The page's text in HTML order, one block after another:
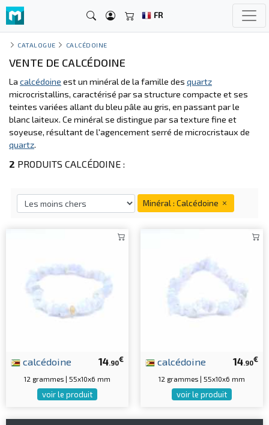
FR
CATALOGUE CALCÉDOINE
VENTE DE CALCÉDOINE
La calcédoine est un minéral de la famille des quartz
microcristallins, caractérisé par sa structure compacte et ses
teintes variées allant du bleu pâle au gris, en passant par le
blanc laiteux. Ce minéral se distingue par sa texture fine et
soyeuse, résultant de l'agencement serré de microcristaux de
quartz.
2 PRODUITS CALCÉDOINE :
Minéral : Calcédoine
14.90€
calcédoine
12 grammes | 55x10x6 mm
voir le produit
14.90€
calcédoine
12 grammes | 55x10x6 mm
voir le produit